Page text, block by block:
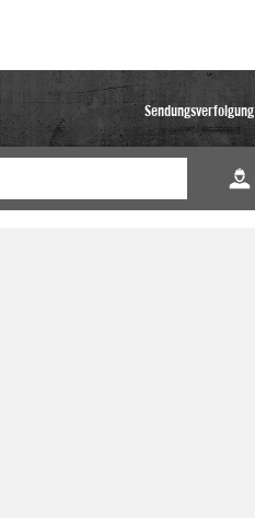
Sendungsverfolgung